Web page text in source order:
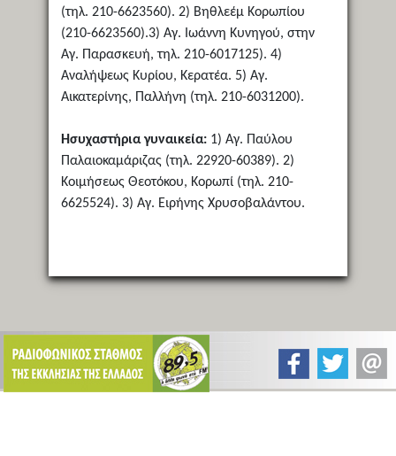
(τηλ. 210-6623560). 2) Βηθλεέμ Κορωπίου
(210-6623560).3) Αγ. Ιωάννη Κυνηγού, στην
Αγ. Παρασκευή, τηλ. 210-6017125). 4)
Αναλήψεως Κυρίου, Κερατέα. 5) Αγ.
Αικατερίνης, Παλλήνη (τηλ. 210-6031200).
Ησυχαστήρια γυναικεία:1) Αγ. Παύλου
Παλαιοκαμάριζας (τηλ. 22920-60389). 2)
Κοιμήσεως Θεοτόκου, Κορωπί (τηλ. 210-
6625524). 3) Αγ. Ειρήνης Χρυσοβαλάντου.